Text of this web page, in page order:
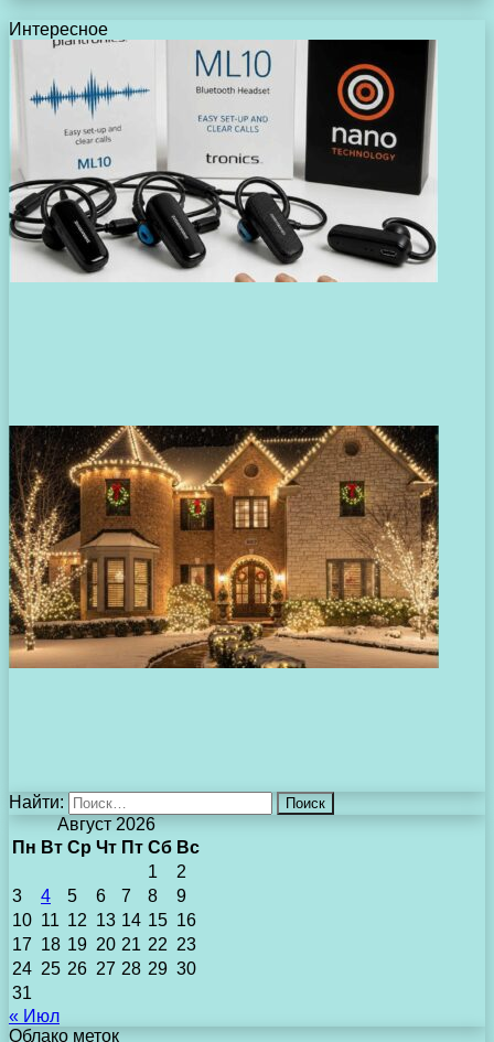
Интересное
Найти:
Август 2026
Пн Вт Ср Чт Пт Сб Вс
1
2
3
4 5 6 7 8
9
10 11 12 13 14 15 16
17 18 19 20 21 22 23
24 25 26 27 28 29 30
31
« Июл
Облако меток